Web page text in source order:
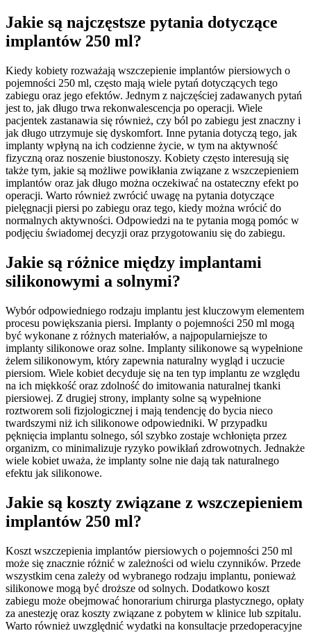
Jakie są najczęstsze pytania dotyczące
implantów 250 ml?
Kiedy kobiety rozważają wszczepienie implantów piersiowych o
pojemności 250 ml, często mają wiele pytań dotyczących tego
zabiegu oraz jego efektów. Jednym z najczęściej zadawanych pytań
jest to, jak długo trwa rekonwalescencja po operacji. Wiele
pacjentek zastanawia się również, czy ból po zabiegu jest znaczny i
jak długo utrzymuje się dyskomfort. Inne pytania dotyczą tego, jak
implanty wpłyną na ich codzienne życie, w tym na aktywność
fizyczną oraz noszenie biustonoszy. Kobiety często interesują się
także tym, jakie są możliwe powikłania związane z wszczepieniem
implantów oraz jak długo można oczekiwać na ostateczny efekt po
operacji. Warto również zwrócić uwagę na pytania dotyczące
pielęgnacji piersi po zabiegu oraz tego, kiedy można wrócić do
normalnych aktywności. Odpowiedzi na te pytania mogą pomóc w
podjęciu świadomej decyzji oraz przygotowaniu się do zabiegu.
Jakie są różnice między implantami
silikonowymi a solnymi?
Wybór odpowiedniego rodzaju implantu jest kluczowym elementem
procesu powiększania piersi. Implanty o pojemności 250 ml mogą
być wykonane z różnych materiałów, a najpopularniejsze to
implanty silikonowe oraz solne. Implanty silikonowe są wypełnione
żelem silikonowym, który zapewnia naturalny wygląd i uczucie
piersiom. Wiele kobiet decyduje się na ten typ implantu ze względu
na ich miękkość oraz zdolność do imitowania naturalnej tkanki
piersiowej. Z drugiej strony, implanty solne są wypełnione
roztworem soli fizjologicznej i mają tendencję do bycia nieco
twardszymi niż ich silikonowe odpowiedniki. W przypadku
pęknięcia implantu solnego, sól szybko zostaje wchłonięta przez
organizm, co minimalizuje ryzyko powikłań zdrowotnych. Jednakże
wiele kobiet uważa, że implanty solne nie dają tak naturalnego
efektu jak silikonowe.
Jakie są koszty związane z wszczepieniem
implantów 250 ml?
Koszt wszczepienia implantów piersiowych o pojemności 250 ml
może się znacznie różnić w zależności od wielu czynników. Przede
wszystkim cena zależy od wybranego rodzaju implantu, ponieważ
silikonowe mogą być droższe od solnych. Dodatkowo koszt
zabiegu może obejmować honorarium chirurga plastycznego, opłaty
za anestezję oraz koszty związane z pobytem w klinice lub szpitalu.
Warto również uwzględnić wydatki na konsultacje przedoperacyjne